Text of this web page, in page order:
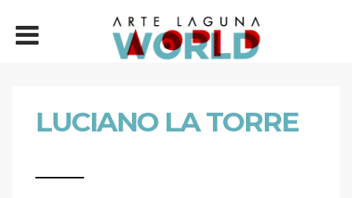
LUCIANO LA TORRE